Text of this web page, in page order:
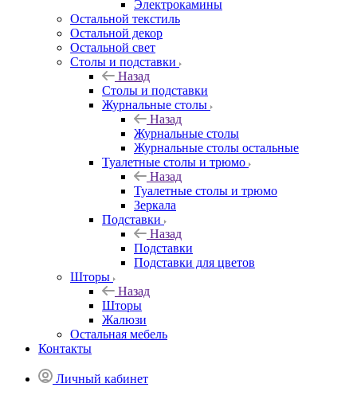
Электрокамины
Остальной текстиль
Остальной декор
Остальной свет
Столы и подставки
Назад
Столы и подставки
Журнальные столы
Назад
Журнальные столы
Журнальные столы остальные
Туалетные столы и трюмо
Назад
Туалетные столы и трюмо
Зеркала
Подставки
Назад
Подставки
Подставки для цветов
Шторы
Назад
Шторы
Жалюзи
Остальная мебель
Контакты
Личный кабинет